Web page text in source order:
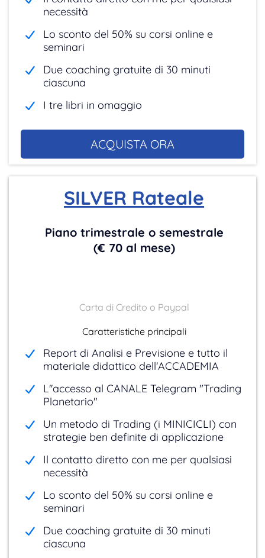
necessità
Lo sconto del 50% su corsi online e
seminari
Due coaching gratuite di 30 minuti
ciascuna
I tre libri in omaggio
ACQUISTA ORA
SILVER Rateale
Piano trimestrale o semestrale
(€ 70 al mese)
Carta di Credito o Paypal
Caratteristiche principali
Report di Analisi e Previsione e tutto il
materiale didattico dell'ACCADEMIA
L''accesso al CANALE Telegram "Trading
Planetario"
Un metodo di Trading (i MINICICLI) con
strategie ben definite di applicazione
Il contatto diretto con me per qualsiasi
necessità
Lo sconto del 50% su corsi online e
seminari
Due coaching gratuite di 30 minuti
ciascuna